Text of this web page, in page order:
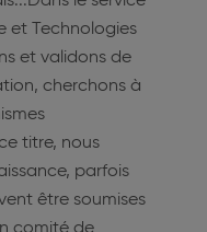
et Technologies
et validons de
cherchons à
titre, nous
parfois
être soumises